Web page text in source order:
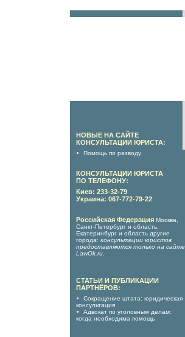
НОВЫЕ НА САЙТЕ
КОНСУЛЬТАЦИИ ЮРИСТА:
Помощь по разводу
КОНСУЛЬТАЦИИ ЮРИСТА
ПО ТЕЛЕФОНУ:
Киев: 233-32-79
Украина: 067-772-79-22
Российская Федерация Москва,
Санкт-Петербург и область,
Екатеринбург и область другие
города: консультации юристов
предоставляются только на сайте
LawOk.ru
СТАТЬИ И ПУБЛИКАЦИИ
ПАРТНЁРОВ:
Сокращение штата: юридическая
консультация
Адвокат по уголовным делам:
когда необходима помощь